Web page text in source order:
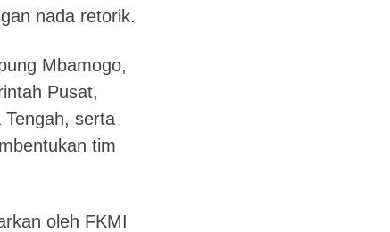
nada retorik.
Mbamogo,
Pusat,
Tengah, serta
tim
oleh FKMI